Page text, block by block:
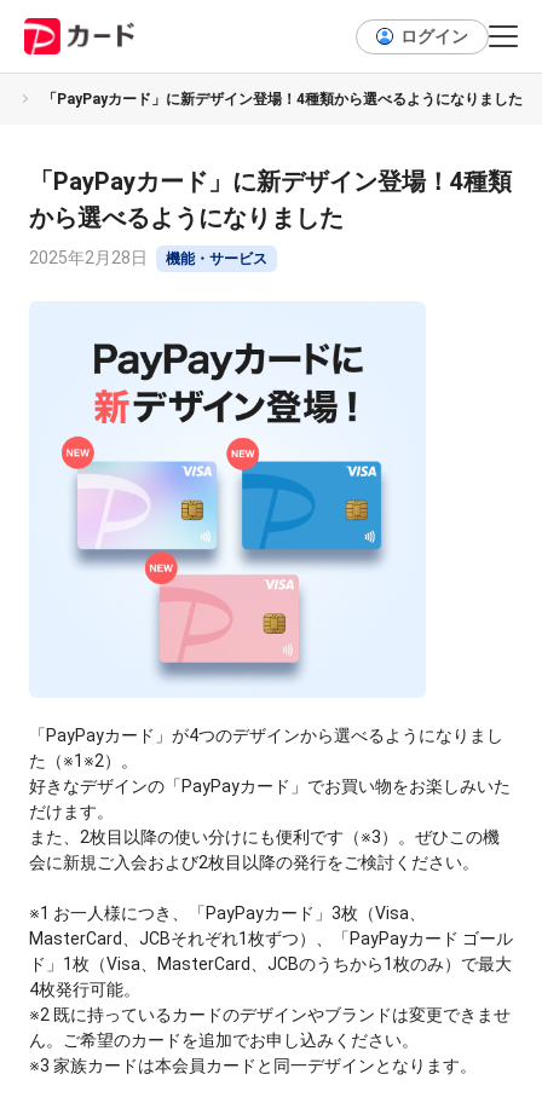
ログイン
「PayPayカード」に新デザイン登場！4種類から選べるようになりました
「PayPayカード」に新デザイン登場！4種類
から選べるようになりました
2025年2月28日 機能・サービス
「PayPayカード」が4つのデザインから選べるようになりまし
た（※1※2）。
好きなデザインの「PayPayカード」でお買い物をお楽しみいた
だけます。
また、2枚目以降の使い分けにも便利です（※3）。ぜひこの機
会に新規ご入会および2枚目以降の発行をご検討ください。
※1 お一人様につき、「PayPayカード」3枚（Visa、
MasterCard、JCBそれぞれ1枚ずつ）、「PayPayカード ゴール
ド」1枚（Visa、MasterCard、JCBのうちから1枚のみ）で最大
4枚発行可能。
※2 既に持っているカードのデザインやブランドは変更できませ
ん。ご希望のカードを追加でお申し込みください。
※3 家族カードは本会員カードと同一デザインとなります。